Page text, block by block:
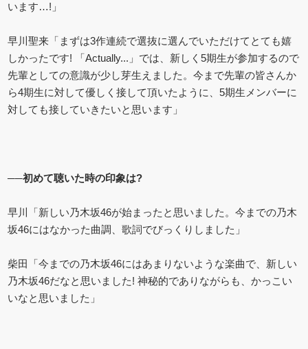
います…!」
早川聖来「まずは3作連続で選抜に選んでいただけてとても嬉
しかったです! 「Actually...」では、新しく5期生が参加するので
先輩としての意識が少し芽生えました。今まで先輩の皆さんか
ら4期生に対して優しく接して頂いたように、5期生メンバーに
対しても接していきたいと思います」
──初めて聴いた時の印象は?
早川「新しい乃木坂46が始まったと思いました。今までの乃木
坂46にはなかった曲調、歌詞でびっくりしました」
柴田「今までの乃木坂46にはあまりないような楽曲で、新しい
乃木坂46だなと思いました! 神秘的でありながらも、かっこい
いなと思いました」